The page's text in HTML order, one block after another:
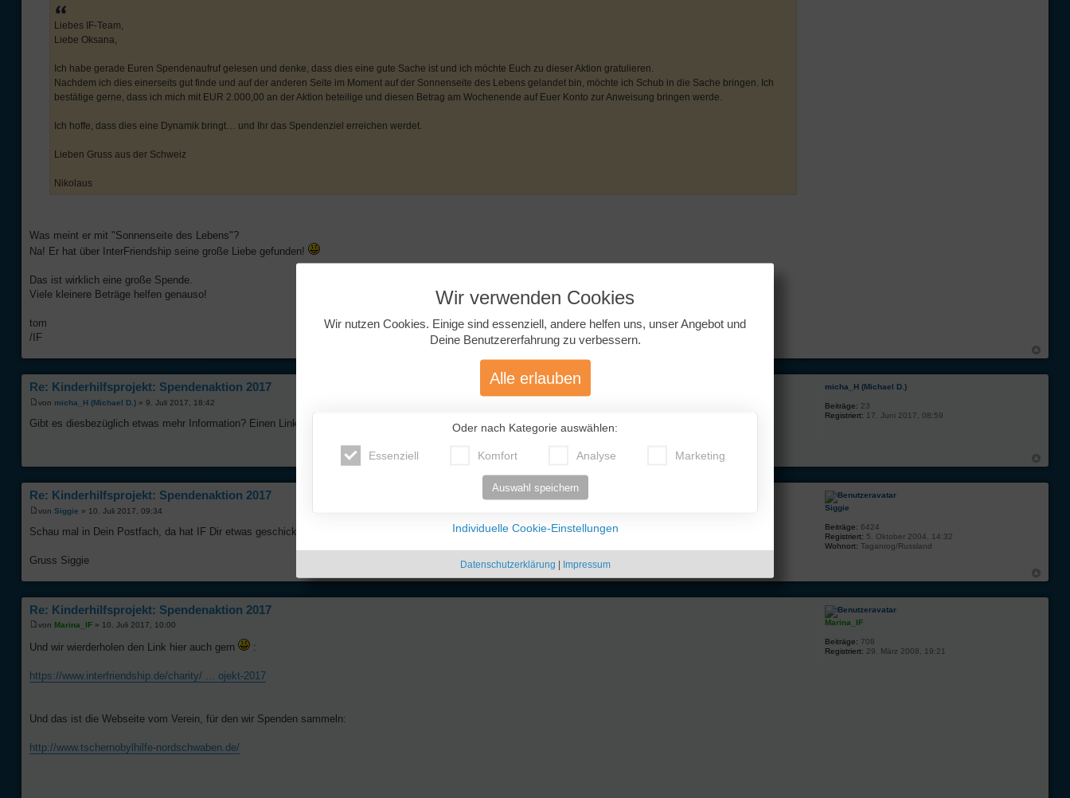
Liebes IF-Team,
Liebe Oksana,
Ich habe gerade Euren Spendenaufruf gelesen und denke, dass dies eine gute Sache ist und ich möchte Euch zu dieser Aktion gratulieren.
Nachdem ich dies einerseits gut finde und auf der anderen Seite im Moment auf der Sonnenseite des Lebens gelandet bin, möchte ich Schub in die Sache bringen. Ich
bestätige gerne, dass ich mich mit EUR 2.000,00 an der Aktion beteilige und diesen Betrag am Wochenende auf Euer Konto zur Anweisung bringen werde.
Ich hoffe, dass dies eine Dynamik bringt… und Ihr das Spendenziel erreichen werdet.
Lieben Gruss aus der Schweiz
Nikolaus
Was meint er mit "Sonnenseite des Lebens"?
Na! Er hat über InterFriendship seine große Liebe gefunden!
Das ist wirklich eine große Spende.
Viele kleinere Beträge helfen genauso!
tom
/IF
Re: Kinderhilfsprojekt: Spendenaktion 2017
von micha_H (Michael D.) » 9. Juli 2017, 18:42
Gibt es diesbezüglich etwas mehr Information? Einen Link oder sonstiges?
micha_H (Michael D.)
Beiträge: 23
Registriert: 17. Juni 2017, 08:59
Re: Kinderhilfsprojekt: Spendenaktion 2017
von Siggie » 10. Juli 2017, 09:34
Schau mal in Dein Postfach, da hat IF Dir etwas geschickt
Gruss Siggie
Siggie
Beiträge: 6424
Registriert: 5. Oktober 2004, 14:32
Wohnort: Taganrog/Russland
Re: Kinderhilfsprojekt: Spendenaktion 2017
von Marina_IF » 10. Juli 2017, 10:00
Und wir wierderholen den Link hier auch gern :
https://www.interfriendship.de/charity/ ... ojekt-2017
Und das ist die Webseite vom Verein, für den wir Spenden sammeln:
http://www.tschernobylhilfe-nordschwaben.de/
Marina_IF
Beiträge: 708
Registriert: 29. März 2008, 19:21
Wir verwenden Cookies
Wir nutzen Cookies. Einige sind essenziell, andere helfen uns, unser Angebot und
Deine Benutzererfahrung zu verbessern.
Alle erlauben
Oder nach Kategorie auswählen:
Essenziell Komfort Analyse Marketing
Auswahl speichern
Individuelle Cookie-Einstellungen
Datenschutzerklärung | Impressum